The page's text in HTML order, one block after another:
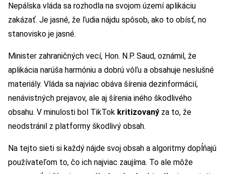
Nepálska vláda sa rozhodla na svojom území aplikáciu
zakázať. Je jasné, že ľudia nájdu spôsob, ako to obísť, no
stanovisko je jasné.
Minister zahraničných vecí, Hon. N.P. Saud, oznámil, že
aplikácia narúša harmóniu a dobrú vôľu a obsahuje neslušné
materiály. Vláda sa najviac obáva šírenia dezinformácií,
nenávistných prejavov, ale aj šírenia iného škodlivého
obsahu. V minulosti bol TikTok kritizovaný za to, že
neodstránil z platformy škodlivý obsah.
Na tejto sieti si každý nájde svoj obsah a algoritmy dopĺňajú
používateľom to, čo ich najviac zaujíma. To ale môže